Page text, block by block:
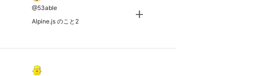
@53able
Alpine.js のこと2
add